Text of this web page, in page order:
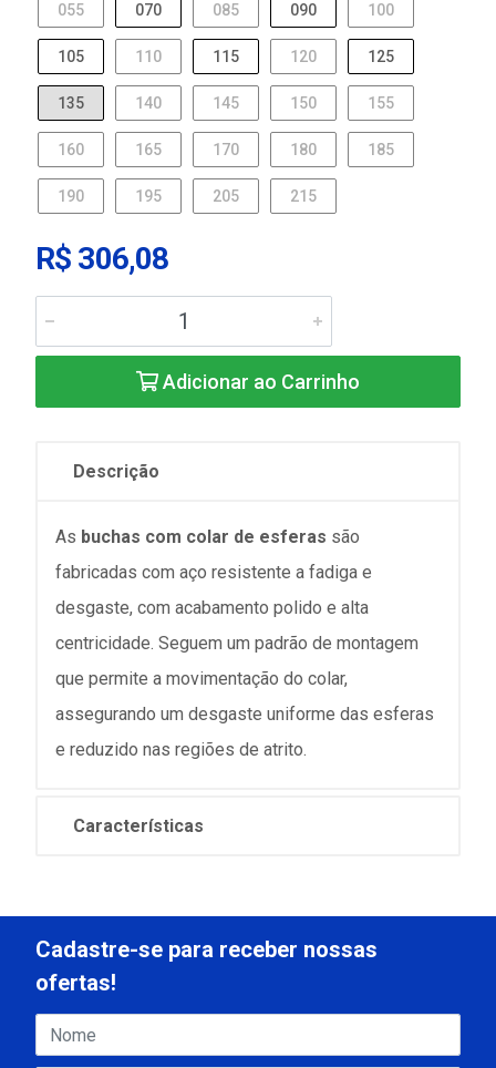
055 070 085 090 100
105 110 115 120 125
135 140 145 150 155
160 165 170 180 185
190 195 205 215
R$ 306,08
Adicionar ao Carrinho
Descrição
As buchas com colar de esferas são
fabricadas com aço resistente a fadiga e
desgaste, com acabamento polido e alta
centricidade. Seguem um padrão de montagem
que permite a movimentação do colar,
assegurando um desgaste uniforme das esferas
e reduzido nas regiões de atrito.
Características
Cadastre-se para receber nossas
ofertas!